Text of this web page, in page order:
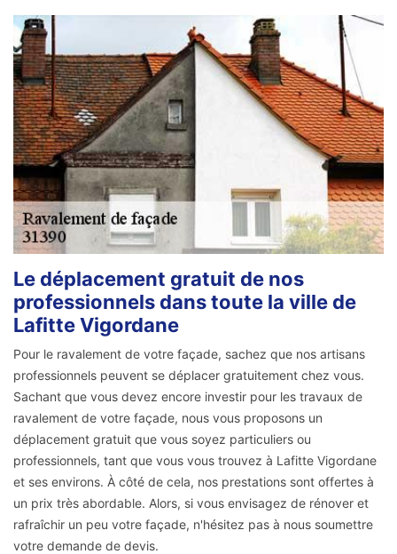
Le déplacement gratuit de nos
professionnels dans toute la ville de
Lafitte Vigordane
Pour le ravalement de votre façade, sachez que nos artisans
professionnels peuvent se déplacer gratuitement chez vous.
Sachant que vous devez encore investir pour les travaux de
ravalement de votre façade, nous vous proposons un
déplacement gratuit que vous soyez particuliers ou
professionnels, tant que vous vous trouvez à Lafitte Vigordane
et ses environs. À côté de cela, nos prestations sont offertes à
un prix très abordable. Alors, si vous envisagez de rénover et
rafraîchir un peu votre façade, n'hésitez pas à nous soumettre
votre demande de devis.